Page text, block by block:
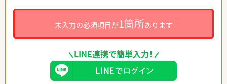
未入力の必須項目が1箇所あります
LINE連携で簡単入力！